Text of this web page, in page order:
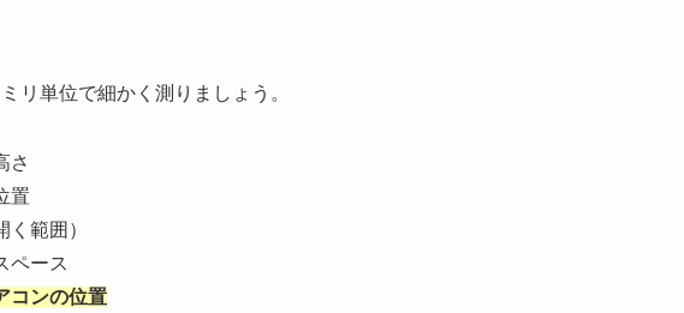
リ単位で細かく測りましょう。
さ
置
範囲）
ペース
コンの位置